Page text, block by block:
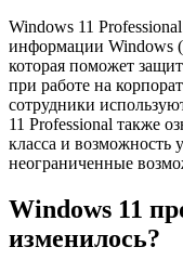
Windows 11
информации Windows
которая поможет
при работе на
сотрудники
11 Professional также
класса и возможность
неограниченные
Windows 11
изменилось?